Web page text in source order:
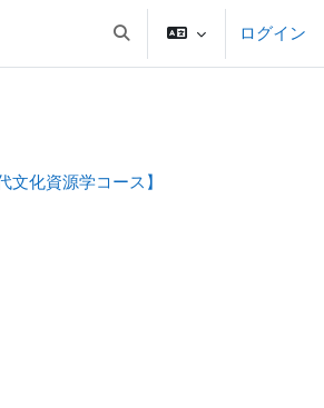
検索入力に切り替えるログイン
文化資源学コース】